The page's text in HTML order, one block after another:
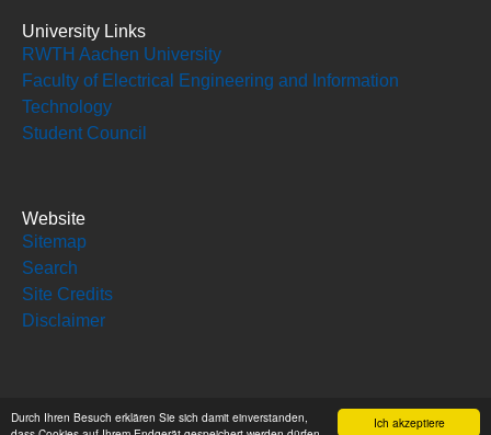
Ich akzeptiere
Durch Ihren Besuch erklären Sie sich damit einverstanden,
University Links
RWTH Aachen University
Faculty of Electrical Engineering and Information
Technology
Student Council
Website
Sitemap
Search
Site Credits
Disclaimer